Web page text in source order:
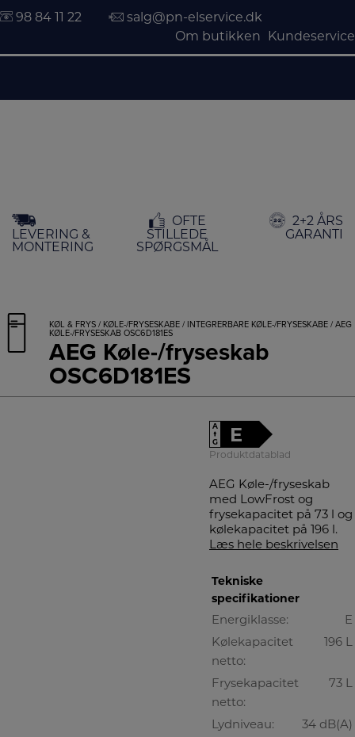
indholdet
98 84 11 22
salg@pn-elservice.dk
Om butikken
Kundeservice
LEVERING &
MONTERING
OFTE
STILLEDE
SPØRGSMÅL
2+2 ÅRS
GARANTI
KØL & FRYS / KØLE-/FRYSESKABE / INTEGRERBARE KØLE-/FRYSESKABE / AEG
KØLE-/FRYSESKAB OSC6D181ES
AEG Køle-/fryseskab
OSC6D181ES
A
↑
G
E
Produktdatablad
AEG Køle-/fryseskab
med LowFrost og
frysekapacitet på 73 l og
kølekapacitet på 196 l.
Læs hele beskrivelsen
Tekniske
specifikationer
Energiklasse:
E
Kølekapacitet
netto:
196 L
Frysekapacitet
netto:
73 L
Lydniveau:
34 dB(A)